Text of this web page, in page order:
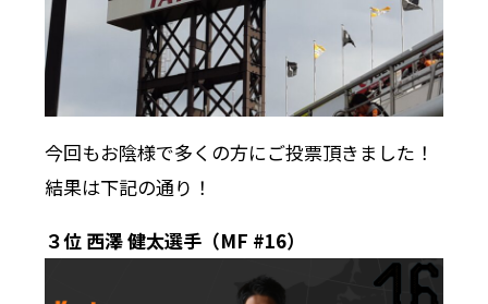
今回もお陰様で多くの方にご投票頂きました！
結果は下記の通り！
３位 西澤 健太選手（MF #16）